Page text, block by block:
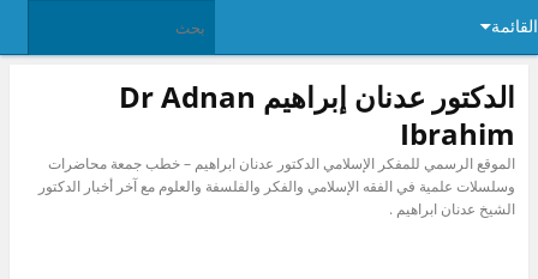
القائمة
الدكتور عدنان إبراهيم Dr Adnan
Ibrahim
الموقع الرسمي للمفكر الإسلامي الدكتور عدنان ابراهيم – خطب جمعة محاضرات
وسلسلات علمية في الفقه الإسلامي والفكر والفلسفة والعلوم مع آخر أخبار الدكتور
الشيخ عدنان ابراهيم .